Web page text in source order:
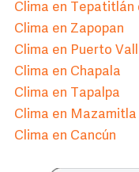
Clima en Tepatitlán
Clima en Zapopan
Clima en Puerto
Clima en Chapala
Clima en Tapalpa
Clima en Mazamitla
Clima en Cancún